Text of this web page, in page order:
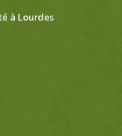
à Lourdes